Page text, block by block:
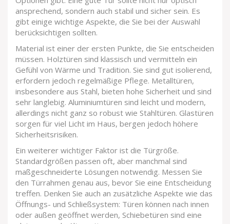
ansprechend, sondern auch stabil und sicher sein. Es
gibt einige wichtige Aspekte, die Sie bei der Auswahl
berücksichtigen sollten.
Material ist einer der ersten Punkte, die Sie entscheiden
müssen. Holztüren sind klassisch und vermitteln ein
Gefühl von Wärme und Tradition. Sie sind gut isolierend,
erfordern jedoch regelmäßige Pflege. Metalltüren,
insbesondere aus Stahl, bieten hohe Sicherheit und sind
sehr langlebig. Aluminiumtüren sind leicht und modern,
allerdings nicht ganz so robust wie Stahltüren. Glastüren
sorgen für viel Licht im Haus, bergen jedoch höhere
Sicherheitsrisiken.
Ein weiterer wichtiger Faktor ist die Türgröße.
Standardgrößen passen oft, aber manchmal sind
maßgeschneiderte Lösungen notwendig. Messen Sie
den Türrahmen genau aus, bevor Sie eine Entscheidung
treffen. Denken Sie auch an zusätzliche Aspekte wie das
Öffnungs- und Schließsystem: Türen können nach innen
oder außen geöffnet werden, Schiebetüren sind eine